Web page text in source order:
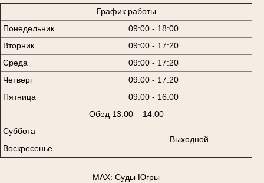
График работы
Понедельник
09:00 - 18:00
Вторник
09:00 - 17:20
Среда
09:00 - 17:20
Четверг
09:00 - 17:20
Пятница
09:00 - 16:00
Обед 13:00 – 14:00
Суббота
Выходной
Воскресенье
MAX: Суды Югры